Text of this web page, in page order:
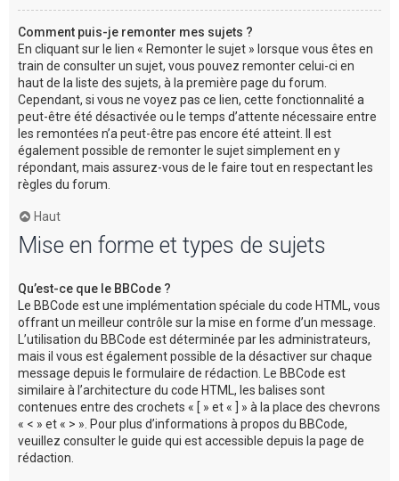
Comment puis-je remonter mes sujets ?
En cliquant sur le lien « Remonter le sujet » lorsque vous êtes en
train de consulter un sujet, vous pouvez remonter celui-ci en
haut de la liste des sujets, à la première page du forum.
Cependant, si vous ne voyez pas ce lien, cette fonctionnalité a
peut-être été désactivée ou le temps d’attente nécessaire entre
les remontées n’a peut-être pas encore été atteint. Il est
également possible de remonter le sujet simplement en y
répondant, mais assurez-vous de le faire tout en respectant les
règles du forum.
Haut
Mise en forme et types de sujets
Qu’est-ce que le BBCode ?
Le BBCode est une implémentation spéciale du code HTML, vous
offrant un meilleur contrôle sur la mise en forme d’un message.
L’utilisation du BBCode est déterminée par les administrateurs,
mais il vous est également possible de la désactiver sur chaque
message depuis le formulaire de rédaction. Le BBCode est
similaire à l’architecture du code HTML, les balises sont
contenues entre des crochets « [ » et « ] » à la place des chevrons
« < » et « > ». Pour plus d’informations à propos du BBCode,
veuillez consulter le guide qui est accessible depuis la page de
rédaction.